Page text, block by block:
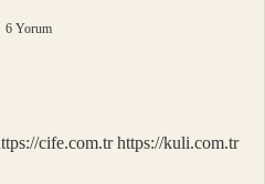
6 Yorum
cife.com.tr https://kuli.com.tr